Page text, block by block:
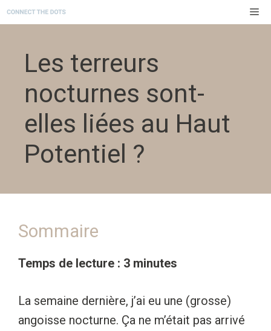
Aller
au
Les terreurs
nocturnes sont-
elles liées au Haut
Potentiel ?
Sommaire
Temps de lecture : 3 minutes
La semaine dernière, j’ai eu une (grosse)
angoisse nocturne. Ça ne m’était pas arrivé